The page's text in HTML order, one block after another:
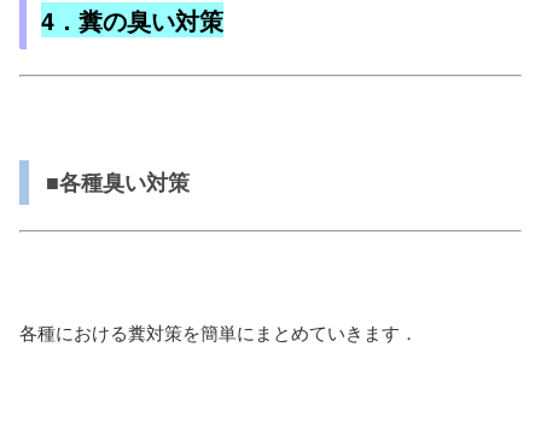
4．糞の臭い対策
■各種臭い対策
各種における糞対策を簡単にまとめていきます．